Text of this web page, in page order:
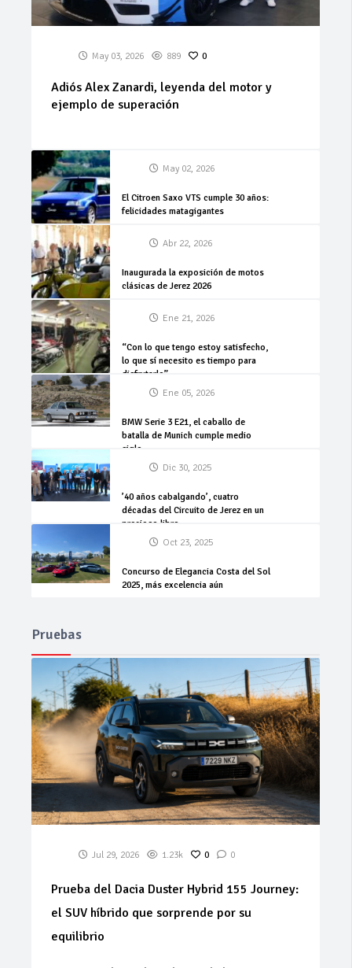
May 03, 2026 889 0
Adiós Alex Zanardi, leyenda del motor y
ejemplo de superación
May 02, 2026
El Citroen Saxo VTS cumple 30 años:
felicidades matagigantes
Abr 22, 2026
Inaugurada la exposición de motos
clásicas de Jerez 2026
Ene 21, 2026
“Con lo que tengo estoy satisfecho,
lo que sí necesito es tiempo para
disfrutarlo”
Ene 05, 2026
BMW Serie 3 E21, el caballo de
batalla de Munich cumple medio
siglo
Dic 30, 2025
’40 años cabalgando’, cuatro
décadas del Circuito de Jerez en un
precioso libro
Oct 23, 2025
Concurso de Elegancia Costa del Sol
2025, más excelencia aún
Pruebas
Jul 29, 2026 1.23k 0 0
Prueba del Dacia Duster Hybrid 155 Journey:
el SUV híbrido que sorprende por su
equilibrio